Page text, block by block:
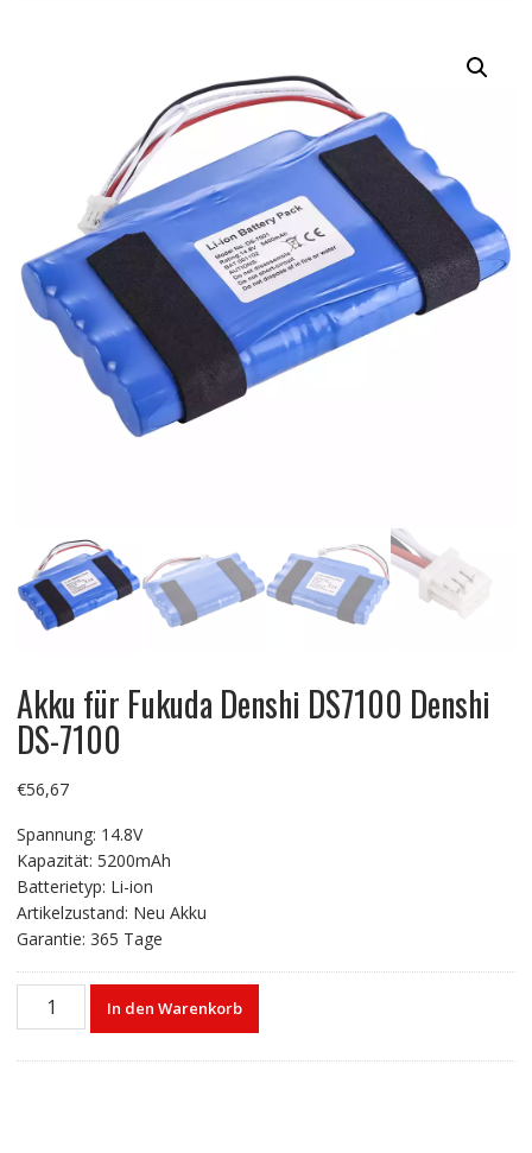
Akku für Fukuda Denshi DS7100 Denshi
DS-7100
€56,67
Spannung: 14.8V
Kapazität: 5200mAh
Batterietyp: Li-ion
Artikelzustand: Neu Akku
Garantie: 365 Tage
Akku
In den Warenkorb